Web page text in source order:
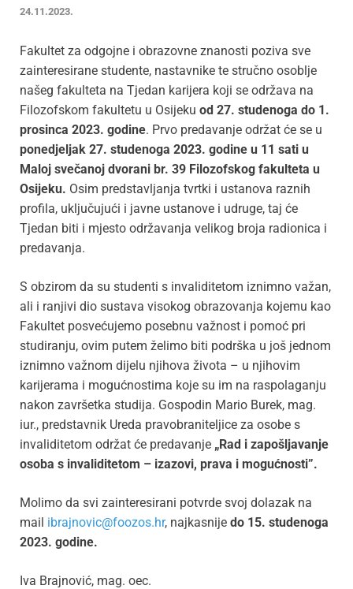
24.11.2023.
Fakultet za odgojne i obrazovne znanosti poziva sve
zainteresirane studente, nastavnike te stručno osoblje
našeg fakulteta na Tjedan karijera koji se održava na
Filozofskom fakultetu u Osijeku od 27. studenoga do 1.
prosinca 2023. godine. Prvo predavanje održat će se u
ponedjeljak 27. studenoga 2023. godine u 11 sati u
Maloj svečanoj dvorani br. 39 Filozofskog fakulteta u
Osijeku. Osim predstavljanja tvrtki i ustanova raznih
profila, uključujući i javne ustanove i udruge, taj će
Tjedan biti i mjesto održavanja velikog broja radionica i
predavanja.
S obzirom da su studenti s invaliditetom iznimno važan,
ali i ranjivi dio sustava visokog obrazovanja kojemu kao
Fakultet posvećujemo posebnu važnost i pomoć pri
studiranju, ovim putem želimo biti podrška u još jednom
iznimno važnom dijelu njihova života – u njihovim
karijerama i mogućnostima koje su im na raspolaganju
nakon završetka studija. Gospodin Mario Burek, mag.
iur., predstavnik Ureda pravobraniteljice za osobe s
invaliditetom održat će predavanje „Rad i zapošljavanje
osoba s invaliditetom – izazovi, prava i mogućnosti”.
Molimo da svi zainteresirani potvrde svoj dolazak na
mail ibrajnovic@foozos.hr, najkasnije do 15. studenoga
2023. godine.
Iva Brajnović, mag. oec.